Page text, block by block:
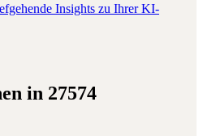
Insights zu Ihrer KI-
in 27574